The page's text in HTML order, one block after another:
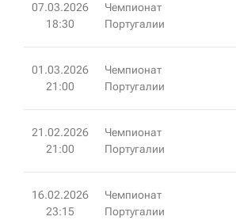
07.03.2026
18:30
Чемпионат
Португалии
01.03.2026
21:00
Чемпионат
Португалии
21.02.2026
21:00
Чемпионат
Португалии
16.02.2026
23:15
Чемпионат
Португалии